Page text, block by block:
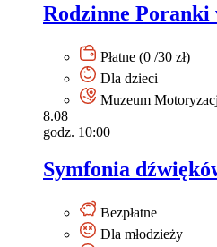
Rodzinne
Płatne (0 /30 zł)
Dla dzieci
Muzeum
8.08
godz. 10:00
Symfonia
Bezpłatne
Dla młodzieży